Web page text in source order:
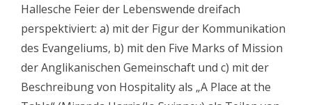
Hallesche Feier der Lebenswende dreifach
perspektiviert: a) mit der Figur der Kommunikation
des Evangeliums, b) mit den Five Marks of Mission
der Anglikanischen Gemeinschaft und c) mit der
Beschreibung von Hospitality als „A Place at the